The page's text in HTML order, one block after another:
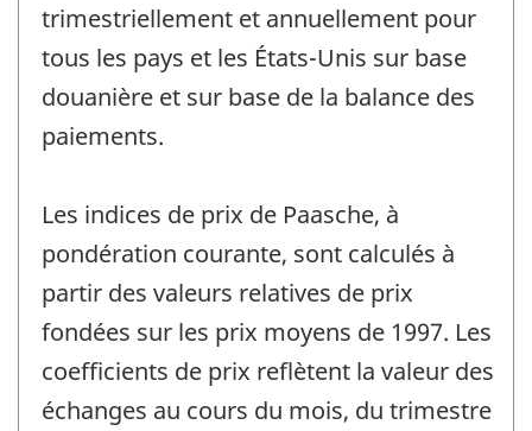
trimestriellement et annuellement pour
tous les pays et les États-Unis sur base
douanière et sur base de la balance des
paiements.
Les indices de prix de Paasche, à
pondération courante, sont calculés à
partir des valeurs relatives de prix
fondées sur les prix moyens de 1997. Les
coefficients de prix reflètent la valeur des
échanges au cours du mois, du trimestre